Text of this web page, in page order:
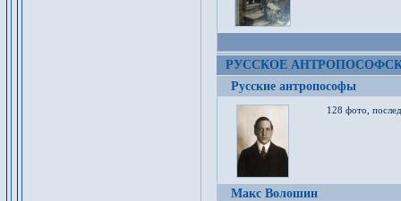
РУССКОЕ
Русские антропософы
128 фото,
Макс Волошин